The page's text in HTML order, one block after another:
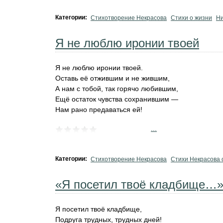
Категории: Стихотворение Некрасова Стихи о жизни
Я не люблю иронии твоей
Я не люблю иронии твоей.
Оставь её отжившим и не жившим,
А нам с тобой, так горячо любившим,
Ещё остаток чувства сохранившим —
Нам рано предаваться ей!
Категории: Стихотворение Некрасова Стихи Некрасова
«Я посетил твоё кладбище…»
Я посетил твоё кладбище,
Подруга трудных, трудных дней!